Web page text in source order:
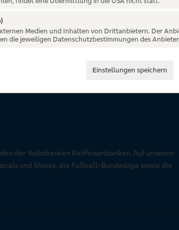
der Volksbanken Raiffeisenbanken. Auf unserem
und Shows, die Fußball-Bundesliga sowie die
Medien und Inhalten von Drittanbietern. Der
die jeweiligen Datenschutzbestimmungen des
Einstellungen speichern